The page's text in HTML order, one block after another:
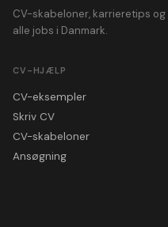
CV-skabeloner, karrieretips
alle jobs i Danmark.
CV-HJÆLP
CV-eksempler
Skriv CV
CV-skabeloner
Ansøgning